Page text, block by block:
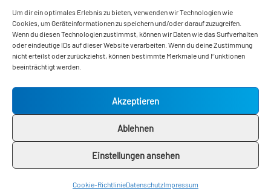
Um dir ein optimales Erlebnis zu bieten, verwenden wir Technologien wie
Cookies, um Geräteinformationen zu speichern und/oder darauf zuzugreifen.
Wenn du diesen Technologien zustimmst, können wir Daten wie das Surfverhalten
oder eindeutige IDs auf dieser Website verarbeiten. Wenn du deine Zustimmung
nicht erteilst oder zurückziehst, können bestimmte Merkmale und Funktionen
beeinträchtigt werden.
Akzeptieren
Ablehnen
Einstellungen ansehen
Cookie-RichtlinieDatenschutzImpressum
Neues Rathaus
04109 Leipzig
Zimmer 178
0341 / 1232185
afd-fraktion@leipzig.de
© 2026 | AfD-Fraktion Leipzig